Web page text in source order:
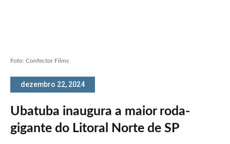
Foto: Confector Films
dezembro 22, 2024
Ubatuba inaugura a maior roda-
gigante do Litoral Norte de SP